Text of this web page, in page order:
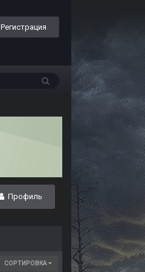
Регистрация
Профиль
СОРТИРОВКА